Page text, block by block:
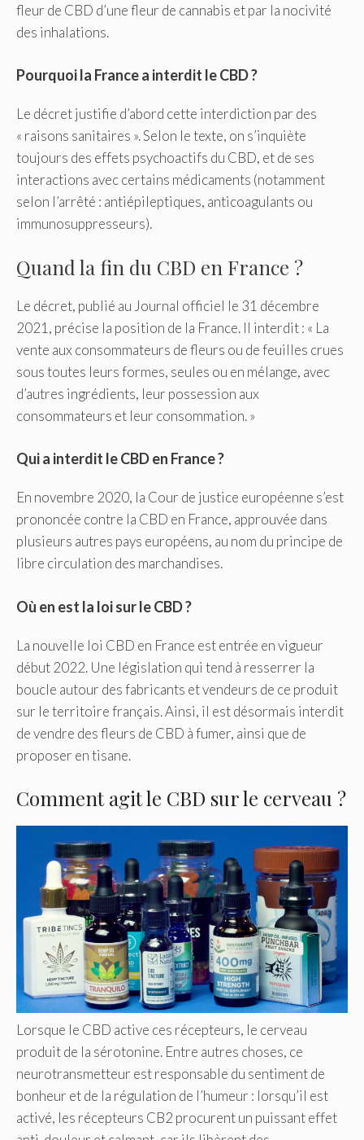
fleur de CBD d’une fleur de cannabis et par la nocivité
des inhalations.
Pourquoi la France a interdit le CBD ?
Le décret justifie d’abord cette interdiction par des
« raisons sanitaires ». Selon le texte, on s’inquiète
toujours des effets psychoactifs du CBD, et de ses
interactions avec certains médicaments (notamment
selon l’arrêté : antiépileptiques, anticoagulants ou
immunosuppresseurs).
Quand la fin du CBD en France ?
Le décret, publié au Journal officiel le 31 décembre
2021, précise la position de la France. Il interdit : « La
vente aux consommateurs de fleurs ou de feuilles crues
sous toutes leurs formes, seules ou en mélange, avec
d’autres ingrédients, leur possession aux
consommateurs et leur consommation. »
Qui a interdit le CBD en France ?
En novembre 2020, la Cour de justice européenne s’est
prononcée contre la CBD en France, approuvée dans
plusieurs autres pays européens, au nom du principe de
libre circulation des marchandises.
Où en est la loi sur le CBD ?
La nouvelle loi CBD en France est entrée en vigueur
début 2022. Une législation qui tend à resserrer la
boucle autour des fabricants et vendeurs de ce produit
sur le territoire français. Ainsi, il est désormais interdit
de vendre des fleurs de CBD à fumer, ainsi que de
proposer en tisane.
Comment agit le CBD sur le cerveau ?
Lorsque le CBD active ces récepteurs, le cerveau
produit de la sérotonine. Entre autres choses, ce
neurotransmetteur est responsable du sentiment de
bonheur et de la régulation de l’humeur : lorsqu’il est
activé, les récepteurs CB2 procurent un puissant effet